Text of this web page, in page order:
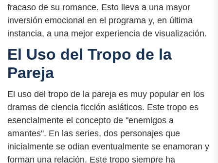
fracaso de su romance. Esto lleva a una mayor
inversión emocional en el programa y, en última
instancia, a una mejor experiencia de visualización.
El Uso del Tropo de la
Pareja
El uso del tropo de la pareja es muy popular en los
dramas de ciencia ficción asiáticos. Este tropo es
esencialmente el concepto de "enemigos a
amantes". En las series, dos personajes que
inicialmente se odian eventualmente se enamoran y
forman una relación. Este tropo siempre ha